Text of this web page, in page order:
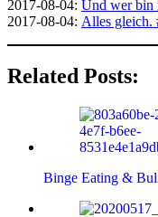
2017-08-04: Und wer bin
2017-08-04: Alles gleich.
Related Posts:
Binge Eating &